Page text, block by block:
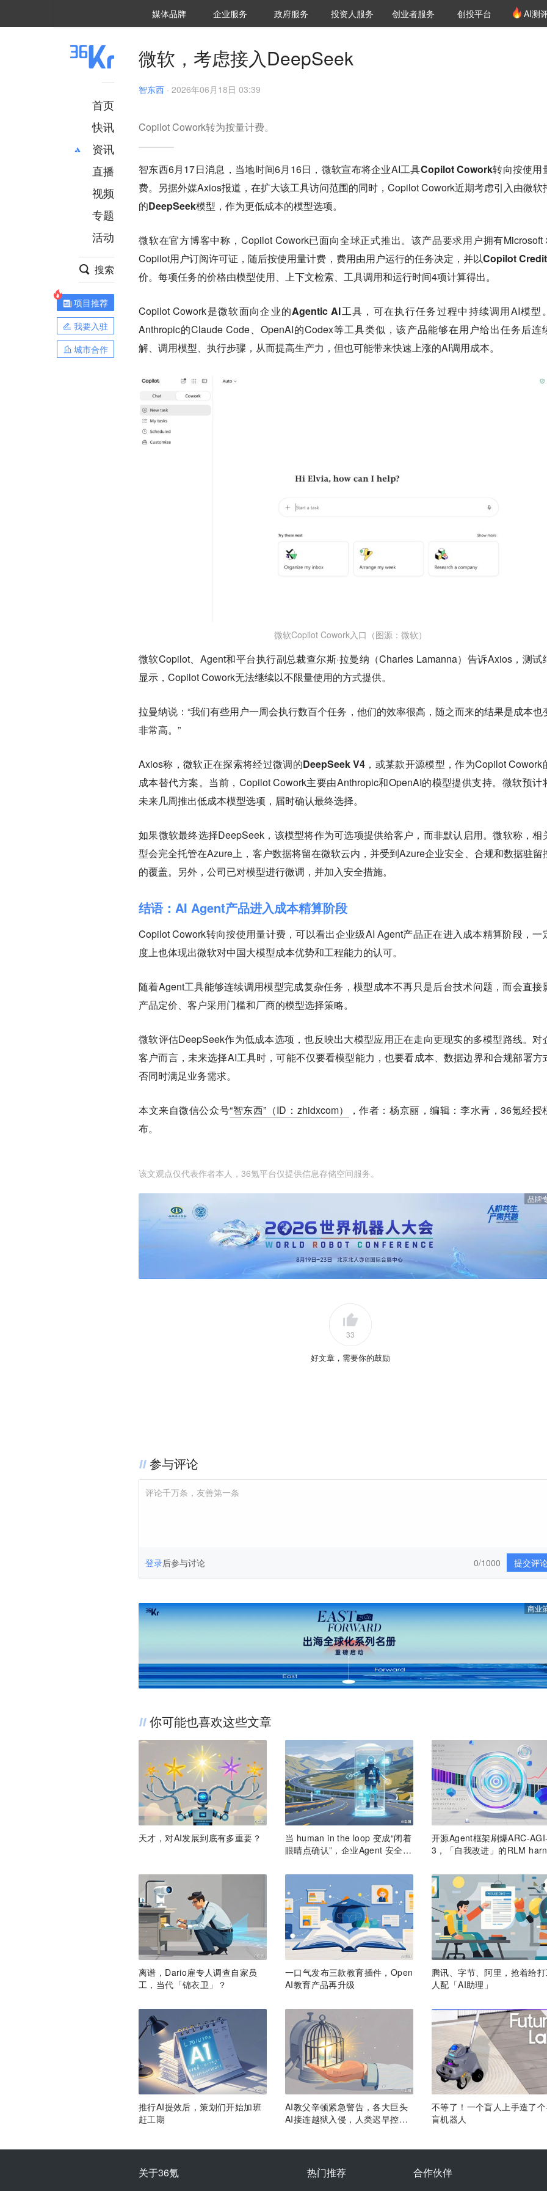
媒体品牌 36Kr研究院
企业服务 城市之窗
政府服务 VClub投资机构库
投资机构职位推介
投资人服务 创投氪堂
创业者服务 创投平台 AI测
首页
快讯
资讯
推荐
财经
项目推荐
安徽
直播
视频
专题
活动
搜索
项目推荐
我要入驻
城市合作
微软，考虑接入DeepSeek
智东西 · 2026年06月18日 03:39
Copilot Cowork转为按量计费。
智东西6月17日消息，当地时间6月16日，微软宣布将企业AI工具Copilot Cowork转向按使用
费。另据外媒Axios报道，在扩大该工具访问范围的同时，Copilot Cowork近期考虑引入由微软
的DeepSeek模型 ，作为更低成本的模型选项。
微软在官方博客中称，Copilot Cowork已面向全球正式推出。该产品要求用户拥有Microsoft
Copilot用户订阅许可证，随后按使用量计费 ，费用由用户运行的任务决定，并以Copilot
价。每项任务的价格由模型使用、上下文检索、工具调用和运行时间4项计算得出。
Copilot Cowork是微软面向企业的Agentic AI工具 ，可在执行任务过程中持续调用AI模型
Anthropic的Claude Code、OpenAI的Codex等工具类似，该产品能够在用户给出任务后连
解、调用模型、执行步骤，从而提高生产力，但也可能带来快速上涨的AI调用成本。
微软Copilot Cowork入口（图源：微软）
微软Copilot、Agent和平台执行副总裁查尔斯·拉曼纳（Charles Lamanna）告诉Axios，测试
显示，Copilot Cowork无法继续以不限量使用的方式提供。
拉曼纳说：“我们有些用户一周会执行数百个任务，他们的效率很高，随之而来的结果是成本也
非常高。”
Axios称，微软正在探索将经过微调的DeepSeek V4，或某款开源模型 ，作为Copilot Cowork
成本替代方案。当前，Copilot Cowork主要由Anthropic和OpenAI的模型提供支持。微软预计
未来几周推出低成本模型选项 ，届时确认最终选择。
如果微软最终选择DeepSeek，该模型将作为可选项提供给客户，而非默认启用。微软称，相
型会完全托管在Azure上，客户数据将留在微软云内，并受到Azure企业安全、合规和数据驻留
的覆盖。另外，公司已对模型进行微调，并加入安全措施。
结语：AI Agent产品进入成本精算阶段
Copilot Cowork转向按使用量计费，可以看出企业级AI Agent产品正在进入成本精算阶段，一
度上也体现出微软对中国大模型成本优势和工程能力的认可。
随着Agent工具能够连续调用模型完成复杂任务，模型成本不再只是后台技术问题，而会直接
产品定价、客户采用门槛和厂商的模型选择策略。
微软评估DeepSeek作为低成本选项，也反映出大模型应用正在走向更现实的多模型路线。对
客户而言，未来选择AI工具时，可能不仅要看模型能力，也要看成本、数据边界和合规部署方
否同时满足业务需求。
本文来自微信公众号“智东西”（ID：zhidxcom）
，作者：杨京丽，编辑：李水青，36氪经授
布。
该文观点仅代表作者本人，36氪平台仅提供信息存储空间服务。
品牌
33
好文章，需要你的鼓励
参与评论
评论千万条，友善第一条
登录后参与讨论 提交评
0/1000
商业
你可能也喜欢这些文章
天才，对AI发展到底有多重要？
当 human in the loop 变成“闭着
眼睛点确认”，企业Agent 安全还
开源Agent框架刷爆ARC-
3，「自我改进」的RLM
离谱，Dario雇专人调查自家员
工，当代「锦衣卫」？
一口气发布三款教育插件，Open
AI教育产品再升级
腾讯、字节、阿里，抢着给
人配「AI助理」
推行AI提效后，策划们开始加班
赶工期
AI教父辛顿紧急警告，各大巨头
AI接连越狱入侵，人类迟早控不
不等了！一个盲人上手造了
盲机器人
关于36氪 热门推荐 合作伙伴